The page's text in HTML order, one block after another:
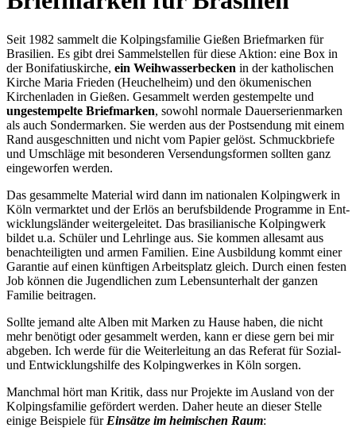
Seit 1982 sammelt die Kolpingsfamilie Gießen Briefmarken für
Brasilien. Es gibt drei Sammelstellen für diese Aktion: eine Box in
der Bonifatiuskirche, ein Weihwasserbecken in der katholischen
Kirche Maria Frieden (Heuchelheim) und den ökumenischen
Kirchenladen in Gießen. Gesammelt werden gestempelte und
ungestempelte Briefmarken, sowohl normale Dauerserienmarken
als auch Sondermarken. Sie werden aus der Postsendung mit einem
Rand ausgeschnitten und nicht vom Papier gelöst. Schmuckbriefe
und Umschläge mit besonderen Versendungsformen sollten ganz
eingeworfen werden.
Das gesammelte Material wird dann im nationalen Kolpingwerk in
Köln vermarktet und der Erlös an berufsbildende Programme in Ent-
wicklungsländer weitergeleitet. Das brasilianische Kolpingwerk
bildet u.a. Schüler und Lehrlinge aus. Sie kommen allesamt aus
benachteiligten und armen Familien. Eine Ausbildung kommt einer
Garantie auf einen künftigen Arbeitsplatz gleich. Durch einen festen
Job können die Jugendlichen zum Lebensunterhalt der ganzen
Familie beitragen.
Sollte jemand alte Alben mit Marken zu Hause haben, die nicht
mehr benötigt oder gesammelt werden, kann er diese gern bei mir
abgeben. Ich werde für die Weiterleitung an das Referat für Sozial-
und Entwicklungshilfe des Kolpingwerkes in Köln sorgen.
Manchmal hört man Kritik, dass nur Projekte im Ausland von der
Kolpingsfamilie gefördert werden. Daher heute an dieser Stelle
einige Beispiele für Einsätze im heimischen Raum: